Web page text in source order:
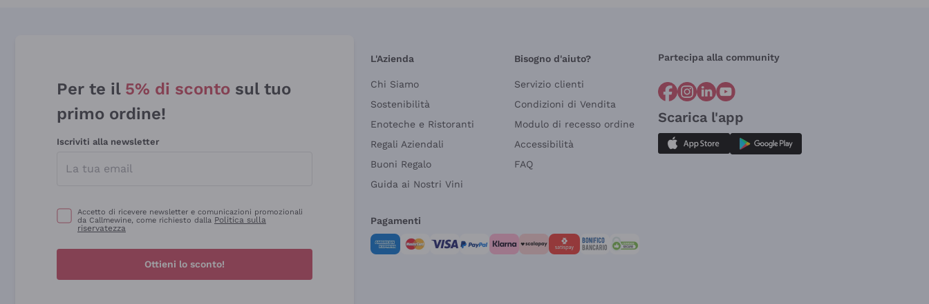
Per te il 5% di sconto sul tuo
primo ordine!
Iscriviti alla newsletter
Accetto di ricevere newsletter e comunicazioni promozionali
da Callmewine, come richiesto dalla Politica sulla
riservatezza
Ottieni lo sconto!
L'Azienda
Chi Siamo
Sostenibilità
Enoteche e Ristoranti
Regali Aziendali
Buoni Regalo
Guida ai Nostri Vini
Bisogno d'aiuto?
Servizio clienti
Condizioni di Vendita
Modulo di recesso ordine
Accessibilità
FAQ
Partecipa alla community
Scarica l'app
Pagamenti